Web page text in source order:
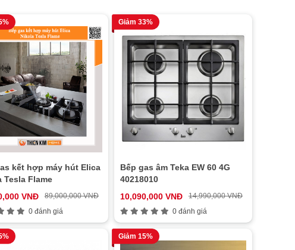
kết hợp máy hút Elica
Tesla Flame
VNĐ
89,000,000 VNĐ
0 đánh giá
Giảm 33%
Bếp gas âm Teka EW 60 4G
40218010
10,090,000 VNĐ
14,990,000 VNĐ
0 đánh giá
Giảm 15%